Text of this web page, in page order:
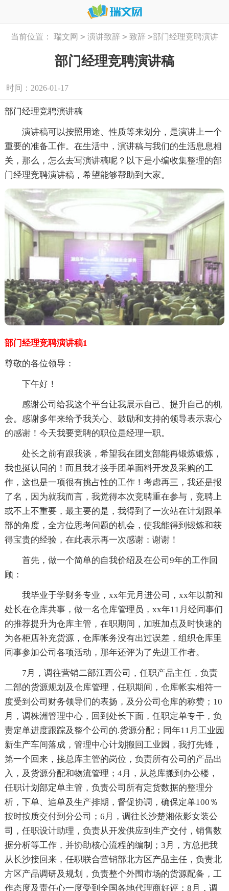
当前位置： 瑞文网 > 演讲致辞 > 致辞 >部门经理竞聘演讲
稿
部门经理竞聘演讲稿
时间：2026-01-17
部门经理竞聘演讲稿
演讲稿可以按照用途、性质等来划分，是演讲上一个
重要的准备工作。在生活中，演讲稿与我们的生活息息相
关，那么，怎么去写演讲稿呢？以下是小编收集整理的部
门经理竞聘演讲稿，希望能够帮助到大家。
部门经理竞聘演讲稿1
尊敬的各位领导：
下午好！
感谢公司给我这个平台让我展示自己、提升自己的机
会。感谢多年来给予我关心、鼓励和支持的领导表示衷心
的感谢！今天我要竞聘的职位是经理一职。
处长之前有跟我谈，希望我在团支部能再锻炼锻炼，
我也挺认同的！而且我才接手团单面料开发及采购的工
作，这也是一项很有挑占性的工作！考虑再三，我还是报
了名，因为就我而言，我觉得本次竞聘重在参与，竞聘上
或不上不重要，最主要的是，我得到了一次站在计划跟单
部的角度，全方位思考问题的机会，使我能得到锻炼和获
得宝贵的经验，在此表示再一次感谢：谢谢！
首先，做一个简单的自我价绍及在公司9年的工作回
顾：
我毕业于学财务专业，xx年元月进公司，xx年以前和
处长在仓库共事，做一名仓库管理员，xx年11月经同事们
的推荐提升为仓库主管，在职期间，加班加点及时快速的
为各柜店补充货源，仓库帐务没有出过误差，组织仓库里
同事参加公司各项活动，那年还评为了先进工作者。
7月，调往营销二部江西公司，任职产品主任，负责
二部的货源规划及仓库管理，任职期间，仓库帐实相符一
度受到公司财务领导们的表扬，及分公司仓库的称赞；10
月，调株洲管理中心，回到处长下面，任职定单专干，负
责定单进度跟踪及整个公司的.货源分配；同年11月工业园
新生产车间落成，管理中心计划搬回工业园，我打先锋，
第一个回来，接总库主管的岗位，负责所有公司的产品出
入，及货源分配和物流管理；4月，从总库搬到办公楼，
任职计划部定单主管，负责公司所有定货数据的整理分
析，下单、追单及生产排期，督促协调，确保定单100％
按时按质交付到分公司；6月，调往长沙楚湘依影女装公
司，任职设计助理，负责从开发供应到生产交付，销售数
据分析等工作，并协助核心流程的编制；3月，方总把我
从长沙接回来，任职联合营销部北方区产品主任，负责北
方区产品调研及规划，负责整个外围市场的货源配备，工
作态度及责任心一度受到全国各地代理商好评；8月，调